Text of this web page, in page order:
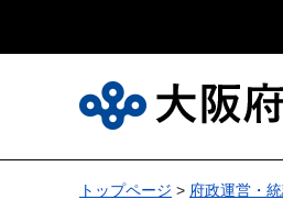
トップページ > 府政運営・